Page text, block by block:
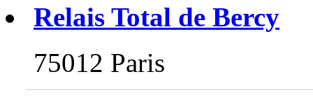
Relais Total de Bercy
75012 Paris